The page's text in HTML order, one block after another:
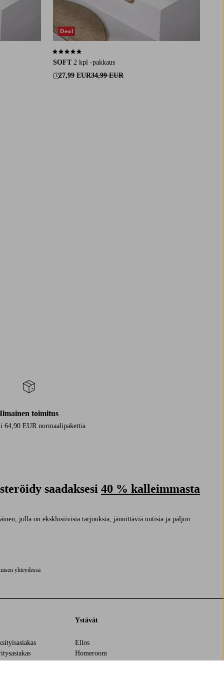
SOFT 2 kpl -pakkaus
27,99 EUR34,99 EUR
4,8 perustuen 12 arvosanaan
Deal
Ilmainen toimitus
64,90 EUR normaalipakettia
saadaksesi 40 % kalleimmasta
jolla on eksklusiivisia tarjouksia, jännittäviä uutisia ja paljon
yhteydessä
Ystävät
Ellos
Homeroom